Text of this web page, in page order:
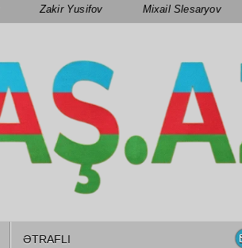
Zakir Yusifov Mixail Slesaryov
ƏTRAFLI